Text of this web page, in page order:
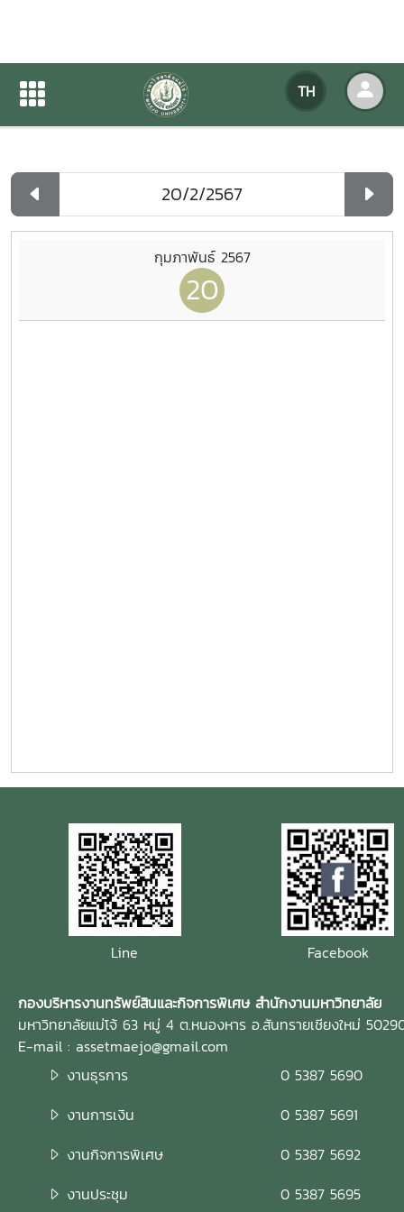
TH
ปฏิทินกิจกรรมของหน่วยงาน
ปฏิทินกิจกรรมของหน่วยงาน
กุมภาพันธ์ 2567
20
Line Facebook
กองบริหารงานทรัพย์สินและกิจการพิเศษ สำนักงานมหาวิทยาลัย
มหาวิทยาลัยแม่โจ้ 63 หมู่ 4 ต.หนองหาร อ.สันทรายเชียงใหม่
E-mail : assetmaejo@gmail.com
งานธุรการ
0 5387 5690
งานการเงิน
0 5387 5691
งานกิจการพิเศษ
0 5387 5692
งานประชุม
0 5387 5695